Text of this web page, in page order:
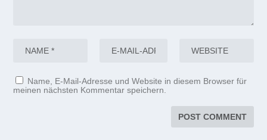
Name, E-Mail-Adresse und Website in diesem Browser für
meinen nächsten Kommentar speichern.